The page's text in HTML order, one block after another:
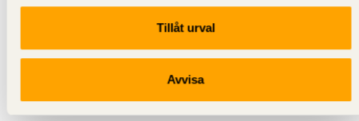
Tillåt urval
Avvisa
Svenskt Trä representerar svensk sågverksindustri
och är en del av branschorganisationen
svensk limträ-, KL-trä- och förpackningsindustri samt